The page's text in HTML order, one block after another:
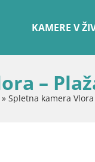
KAMERE V
–
» Spletna kamera